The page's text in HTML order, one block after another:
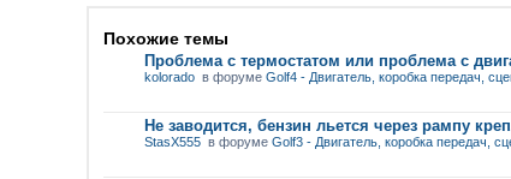
Похожие темы
Проблема с термостатом или проблема с
kolorado в форумеGolf4 - Двигатель, коробка передач,
Не заводится, бензин льется через рампу
StasX555 в форумеGolf3 - Двигатель, коробка передач,